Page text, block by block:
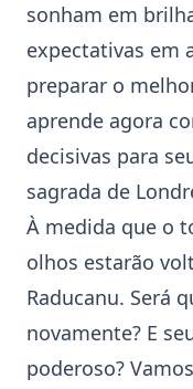
sonham em
expectativas em
preparar o
aprende agora
decisivas para
sagrada de
À medida que o
olhos estarão
Raducanu. Será
novamente? E
poderoso?